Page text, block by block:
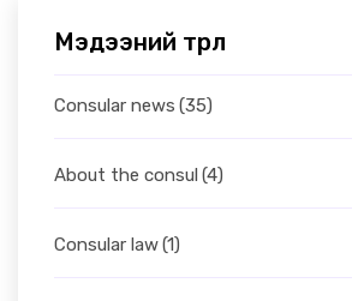
Мэдээний төрөл
Consular news (35)
About the consul (4)
Consular law(1)